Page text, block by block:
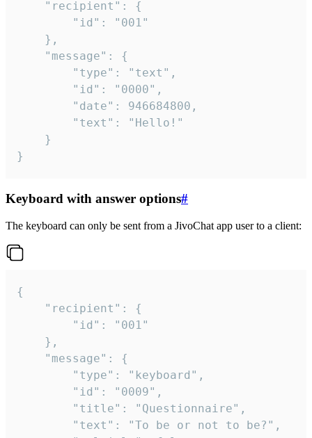
}
Keyboard with answer options#
The keyboard can only be sent from a JivoChat app user to a client:
{